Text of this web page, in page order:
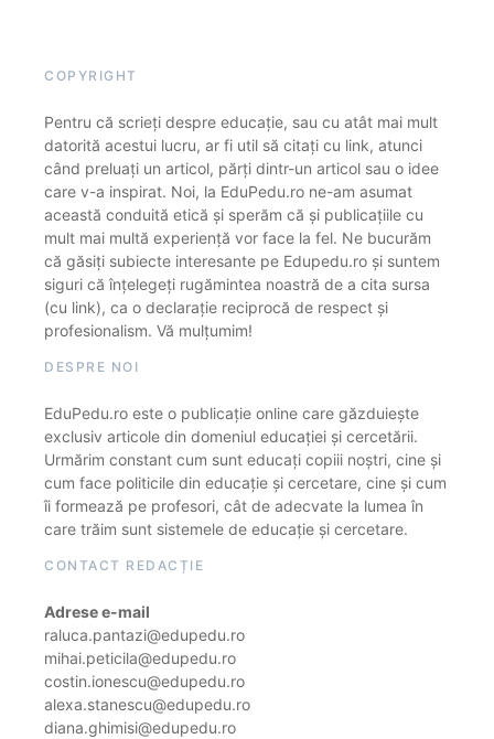
COPYRIGHT
Pentru că scrieți despre educație, sau cu atât mai mult
datorită acestui lucru, ar fi util să citați cu link, atunci
când preluați un articol, părți dintr-un articol sau o idee
care v-a inspirat. Noi, la EduPedu.ro ne-am asumat
această conduită etică și sperăm că și publicațiile cu
mult mai multă experiență vor face la fel. Ne bucurăm
că găsiți subiecte interesante pe Edupedu.ro și suntem
siguri că înțelegeți rugămintea noastră de a cita sursa
(cu link), ca o declarație reciprocă de respect și
profesionalism. Vă mulțumim!
DESPRE NOI
EduPedu.ro este o publicație online care găzduiește
exclusiv articole din domeniul educației și cercetării.
Urmărim constant cum sunt educați copiii noștri, cine și
cum face politicile din educație și cercetare, cine și cum
îi formează pe profesori, cât de adecvate la lumea în
care trăim sunt sistemele de educație și cercetare.
CONTACT REDACȚIE
Adrese e-mail
raluca.pantazi@edupedu.ro
mihai.peticila@edupedu.ro
costin.ionescu@edupedu.ro
alexa.stanescu@edupedu.ro
diana.ghimisi@edupedu.ro